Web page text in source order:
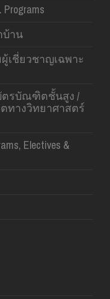
Programs
บ้าน
เชี่ยวชาญเฉพาะ
ตรบัณฑิตชั้นสูง /
างวิทยาศาสตร์
Electives &